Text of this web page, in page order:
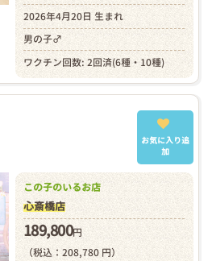
2026年4月20日 生まれ
男の子♂
ワクチン回数: 2回済(6種・10種)
お気に入り追
加
この子のいるお店
心斎橋店
189,800円
（税込：208,780 円）